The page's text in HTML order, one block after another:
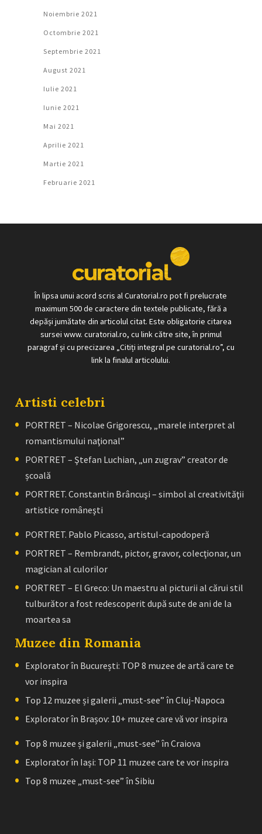
Noiembrie 2021
Octombrie 2021
Septembrie 2021
August 2021
Iulie 2021
Iunie 2021
Mai 2021
Aprilie 2021
Martie 2021
Februarie 2021
În lipsa unui acord scris al Curatorial.ro pot fi prelucrate
maximum 500 de caractere din textele publicate, fără a
depăși jumătate din articolul citat. Este obligatorie citarea
sursei www. curatorial.ro, cu link către site, în primul
paragraf și cu precizarea „Citiți integral pe curatorial.ro”, cu
link la finalul articolului.
Artisti celebri
PORTRET – Nicolae Grigorescu, „marele interpret al
romantismului naţional”
PORTRET – Ştefan Luchian, „un zugrav” creator de
școală
PORTRET. Constantin Brâncuşi – simbol al creativităţii
artistice româneşti
PORTRET. Pablo Picasso, artistul-capodoperă
PORTRET – Rembrandt, pictor, gravor, colecţionar, un
magician al culorilor
PORTRET – El Greco: Un maestru al picturii al cărui stil
tulburător a fost redescoperit după sute de ani de la
moartea sa
Muzee din Romania
Explorator în București: TOP 8 muzee de artă care te
vor inspira
Top 12 muzee și galerii „must-see” în Cluj-Napoca
Explorator în Brașov: 10+ muzee care vă vor inspira
Top 8 muzee și galerii „must-see” în Craiova
Explorator în Iași: TOP 11 muzee care te vor inspira
Top 8 muzee „must-see” în Sibiu